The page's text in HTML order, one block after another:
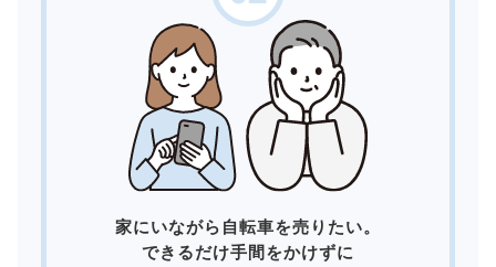
家にいながら自転車を売りたい。
できるだけ手間をかけずに